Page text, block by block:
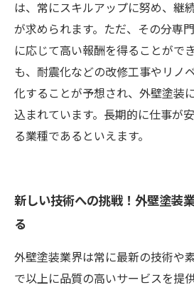
は、常にスキルアップに努め、継
が求められます。ただ、その分専
に応じて高い報酬を得ることがで
も、耐震化などの改修工事やリノ
化することが予想され、外壁塗装
込まれています。長期的に仕事が
る業種であるといえます。
新しい技術への挑戦！外壁塗装
る
外壁塗装業界は常に最新の技術や
で以上に品質の高いサービスを提